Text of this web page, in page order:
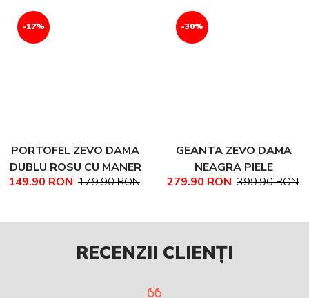
-17%
PORTOFEL ZEVO DAMA
DUBLU ROSU CU MANER
PIELE NATURALA
149.90 RON 179.90 RON
-30%
GEANTA ZEVO DAMA
NEAGRA PIELE
NATURALA TEXTURATA
279.90 RON 399.90 RON
RECENZII CLIENȚI